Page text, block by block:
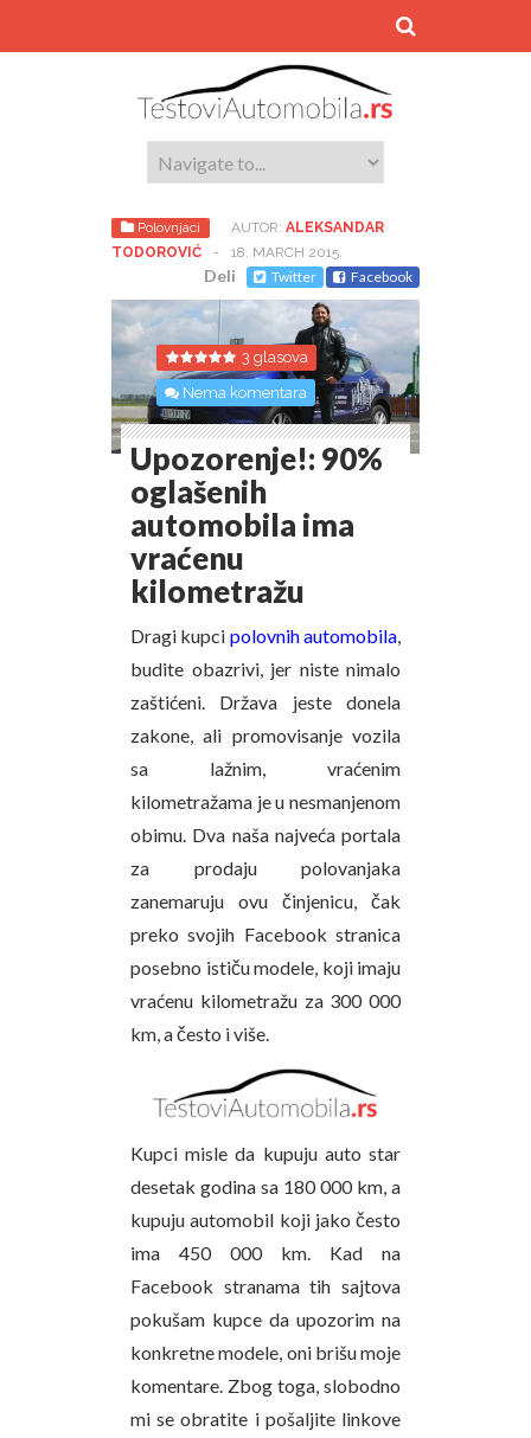
Polovnjaci AUTOR: ALEKSANDAR
TODOROVIĆ
- 18. MARCH 2015.
Deli Twitter Facebook
3 glasova
Nema komentara
Upozorenje!: 90%
oglašenih
automobila ima
vraćenu
kilometražu
Dragi kupci polovnih automobila,
budite obazrivi, jer niste nimalo
zaštićeni. Država jeste donela
zakone, ali promovisanje vozila
sa lažnim, vraćenim
kilometražama je u nesmanjenom
obimu. Dva naša najveća portala
za prodaju polovanjaka
zanemaruju ovu činjenicu, čak
preko svojih Facebook stranica
posebno ističu modele, koji imaju
vraćenu kilometražu za 300 000
km, a često i više.
Kupci misle da kupuju auto star
desetak godina sa 180 000 km, a
kupuju automobil koji jako često
ima 450 000 km. Kad na
Facebook stranama tih sajtova
pokušam kupce da upozorim na
konkretne modele, oni brišu moje
komentare. Zbog toga, slobodno
mi se obratite i pošaljite linkove